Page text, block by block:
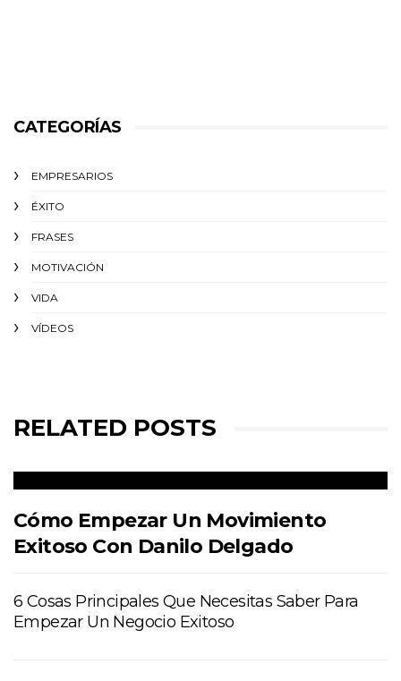
CATEGORÍAS
EMPRESARIOS
ÉXITO‬
FRASES
MOTIVACIÓN
VIDA
VÍDEOS
RELATED POSTS
Cómo Empezar Un Movimiento
Exitoso Con Danilo Delgado
6 Cosas Principales Que Necesitas Saber Para
Empezar Un Negocio Exitoso